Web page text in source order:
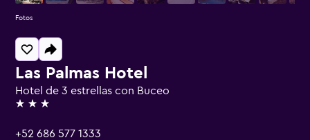
Las Palmas Hotel
Hotel de 3 estrellas con Buceo
3 estrellas
+52 686 577 1333
Fotos